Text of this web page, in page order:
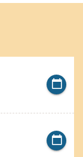
calendar_today
calendar_today